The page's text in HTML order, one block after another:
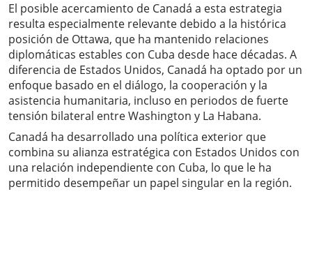
El posible acercamiento de Canadá a esta estrategia
resulta especialmente relevante debido a la histórica
posición de Ottawa, que ha mantenido relaciones
diplomáticas estables con Cuba desde hace décadas. A
diferencia de Estados Unidos, Canadá ha optado por un
enfoque basado en el diálogo, la cooperación y la
asistencia humanitaria, incluso en periodos de fuerte
tensión bilateral entre Washington y La Habana.
Canadá ha desarrollado una política exterior que
combina su alianza estratégica con Estados Unidos con
una relación independiente con Cuba, lo que le ha
permitido desempeñar un papel singular en la región.